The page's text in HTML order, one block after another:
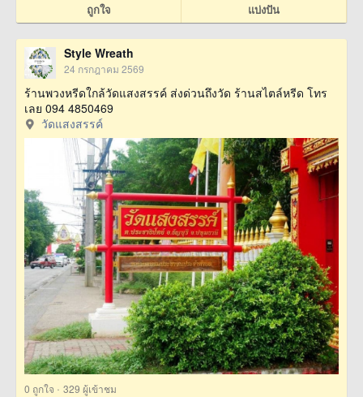
ถูกใจ แบ่งปัน
Style Wreath
24 กรกฎาคม 2569
ร้านพวงหรีดใกล้วัดแสงสรรค์ ส่งด่วนถึงวัด ร้านสไตล์หรีด โทร
เลย 094 4850469
วัดแสงสรรค์
0 ถูกใจ · 329 ผู้เข้าชม